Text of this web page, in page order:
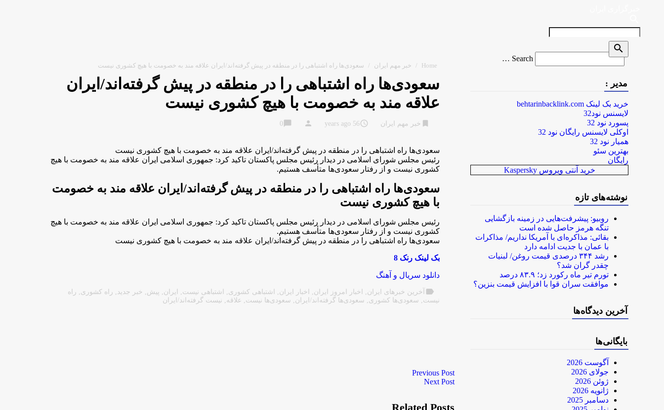
Home
/ خبر مهم ایران / سعودی‌ها راه اشتباهی را در منطقه در پیش گرفته‌اند/ایران علاقه مند به خصومت با هیچ کشوری نیست
سعودی‌ها راه اشتباهی را در منطقه در پیش گرفته‌اند/ایران
علاقه مند به خصومت با هیچ کشوری نیست
خبر مهم ایران access_time
56 years ago
person
chat_bubble
0
سعودی‌ها راه اشتباهی را در منطقه در پیش گرفته‌اند/ایران علاقه مند به خصومت با هیچ کشوری نیست
رئیس مجلس شورای اسلامی در دیدار رئیس مجلس پاکستان تاکید کرد: جمهوری اسلامی ایران علاقه مند به خصومت با هیچ
کشوری نیست و از رفتار سعودی‌ها متأسف هستیم.
سعودی‌ها راه اشتباهی را در منطقه در پیش گرفته‌اند/ایران علاقه مند به خصومت
با هیچ کشوری نیست
رئیس مجلس شورای اسلامی در دیدار رئیس مجلس پاکستان تاکید کرد: جمهوری اسلامی ایران علاقه مند به خصومت با هیچ
کشوری نیست و از رفتار سعودی‌ها متأسف هستیم.
سعودی‌ها راه اشتباهی را در منطقه در پیش گرفته‌اند/ایران علاقه مند به خصومت با هیچ کشوری نیست
بک لینک رنک 8
دانلود سریال و آهنگ
label آخرین خبرهای ایران , اخبار امروز ایران , اخبار ایران , اشتباهی کشوری , اشتباهی نیست , ایران , پیش , خبر جدید , راه کشوری , راه
نیست , سعودی‌ها کشوری , سعودی‌ها گرفته‌اند/ایران , سعودی‌ها نیست , علاقه , نیست گرفته‌اند/ایران
Previous Post
Next Post
Related Posts
Search
for
Search …
search
مدیر :
خرید بک لینک behtarinbacklink.com
لایسنس نود32
پسورد نود 32
اوکلی لایسنس رایگان نود 32
همیار نود 32
بهترین سئو
رایگان
خرید آنتی ویروس Kaspersky
نوشته‌های تازه
روبیو: پیشرفت‌هایی در زمینه بازگشایی
تنگه هرمز حاصل شده است
بقائی: مذاکره‌ای با آمریکا نداریم/ مذاکرات
با عمان با جدیت ادامه دارد
رشد ۳۴۴ درصدی قیمت روغن/ لبنیات
چقدر گران شد؟
تورم تیر ماه رکورد زد؛ ۸۳.۹ درصد
موافقت سران قوا با افزایش قیمت بنزین؟
آخرین دیدگاه‌ها
بایگانی‌ها
آگوست 2026
جولای 2026
ژوئن 2026
ژانویه 2026
دسامبر 2025